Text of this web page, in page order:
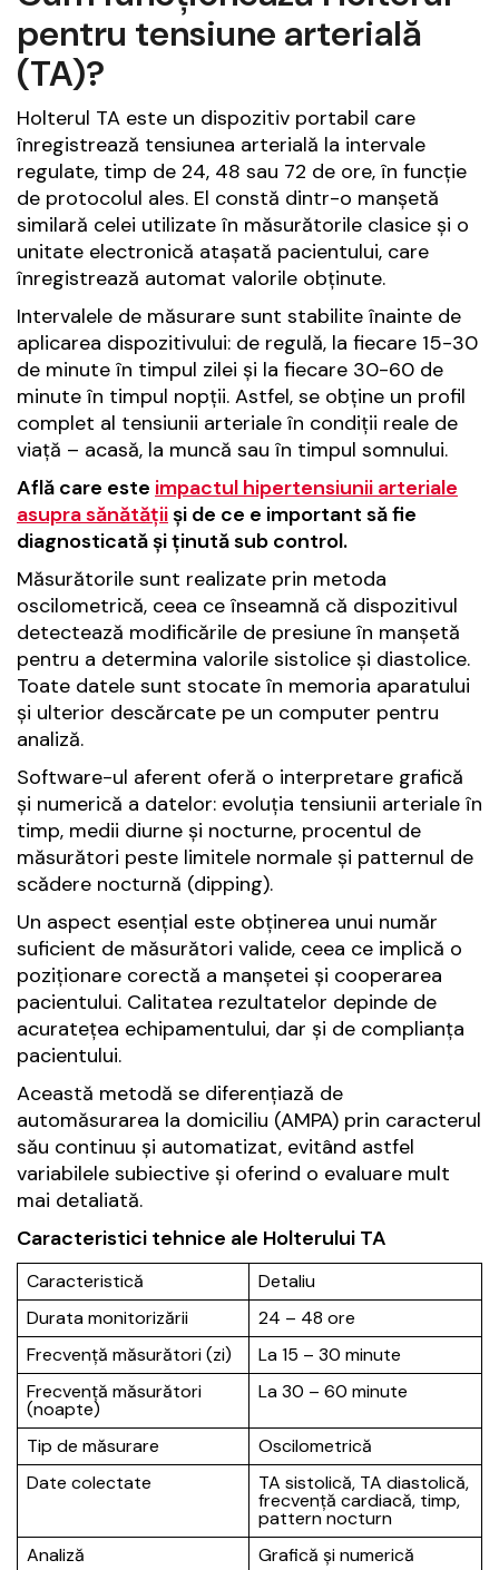
pentru tensiune arterială
(TA)?
Holterul TA este un dispozitiv portabil care
înregistrează tensiunea arterială la intervale
regulate, timp de 24, 48 sau 72 de ore, în funcție
de protocolul ales. El constă dintr-o manșetă
similară celei utilizate în măsurătorile clasice și o
unitate electronică atașată pacientului, care
înregistrează automat valorile obținute.
Intervalele de măsurare sunt stabilite înainte de
aplicarea dispozitivului: de regulă, la fiecare 15-30
de minute în timpul zilei și la fiecare 30-60 de
minute în timpul nopții. Astfel, se obține un profil
complet al tensiunii arteriale în condiții reale de
viață – acasă, la muncă sau în timpul somnului.
Află care este impactul hipertensiunii arteriale
asupra sănătățiiși de ce e important să fie
diagnosticată și ținută sub control.
Măsurătorile sunt realizate prin metoda
oscilometrică, ceea ce înseamnă că dispozitivul
detectează modificările de presiune în manșetă
pentru a determina valorile sistolice și diastolice.
Toate datele sunt stocate în memoria aparatului
și ulterior descărcate pe un computer pentru
analiză.
Software-ul aferent oferă o interpretare grafică
și numerică a datelor: evoluția tensiunii arteriale în
timp, medii diurne și nocturne, procentul de
măsurători peste limitele normale și patternul de
scădere nocturnă (dipping).
Un aspect esențial este obținerea unui număr
suficient de măsurători valide, ceea ce implică o
poziționare corectă a manșetei și cooperarea
pacientului. Calitatea rezultatelor depinde de
acuratețea echipamentului, dar și de complianța
pacientului.
Această metodă se diferențiază de
automăsurarea la domiciliu (AMPA) prin caracterul
său continuu și automatizat, evitând astfel
variabilele subiective și oferind o evaluare mult
mai detaliată.
Caracteristici tehnice ale Holterului TA
Caracteristică
Detaliu
Durata monitorizării
24 – 48 ore
Frecvență măsurători (zi)
La 15 – 30 minute
Frecvență măsurători
(noapte)
La 30 – 60 minute
Tip de măsurare
Oscilometrică
Date colectate
TA sistolică, TA diastolică,
frecvență cardiacă, timp,
pattern nocturn
Analiză
Grafică și numerică